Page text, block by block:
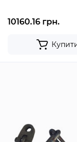
10160.16 грн.